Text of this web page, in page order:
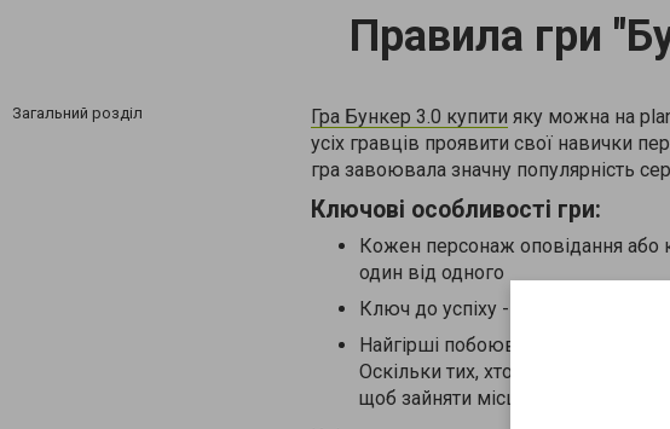
Правила гри
Загальний розділ Гра Бункер 3.0 купити яку можна на
усіх гравців проявити свої навички
гра завоювала значну популярність
Ключові особливості гри:
Кожен персонаж оповідання або
один від одного
Ключ до успіху - переконати інших
Найгірші побоювання людства
Оскільки тих, хто вижив, мало, а
щоб зайняти місце всередині.